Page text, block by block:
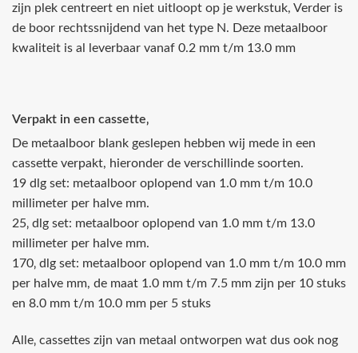
zijn plek centreert en niet uitloopt op je werkstuk, Verder is
de boor rechtssnijdend van het type N. Deze metaalboor
kwaliteit is al leverbaar vanaf 0.2 mm t/m 13.0 mm
Verpakt in een cassette‚
De metaalboor blank geslepen hebben wij mede in een
cassette verpakt, hieronder de verschillinde soorten.
19 dlg set: metaalboor oplopend van 1.0 mm t/m 10.0
millimeter per halve mm.
25‚ dlg set: metaalboor oplopend van 1.0 mm t/m 13.0
millimeter per halve mm.
170‚ dlg set: metaalboor oplopend van 1.0 mm t/m 10.0 mm
per halve mm, de maat 1.0 mm t/m 7.5 mm zijn per 10 stuks
en 8.0 mm t/m 10.0 mm per 5 stuks
Alle‚ cassettes zijn van metaal ontworpen wat dus ook nog